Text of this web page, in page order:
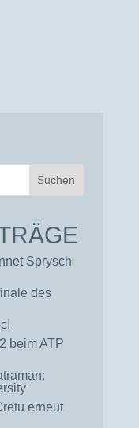
Sprysch
des
beim ATP
erneut